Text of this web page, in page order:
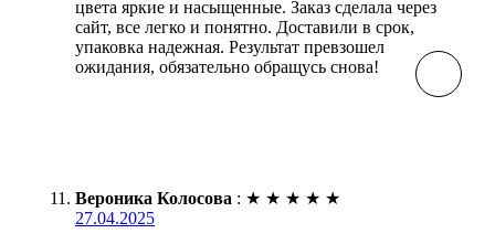
цвета яркие и насыщенные. Заказ сделала через
сайт, все легко и понятно. Доставили в срок,
упаковка надежная. Результат превзошел
ожидания, обязательно обращусь снова!
Вероника Колосова : ★ ★ ★ ★ ★
27.04.2025